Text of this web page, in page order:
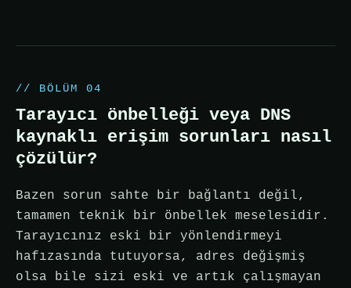
// BÖLÜM 04
Tarayıcı önbelleği veya DNS
kaynaklı erişim sorunları nasıl
çözülür?
Bazen sorun sahte bir bağlantı değil,
tamamen teknik bir önbellek meselesidir.
Tarayıcınız eski bir yönlendirmeyi
hafızasında tutuyorsa, adres değişmiş
olsa bile sizi eski ve artık çalışmayan